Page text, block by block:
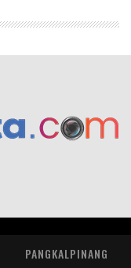
PANGKALPINANG